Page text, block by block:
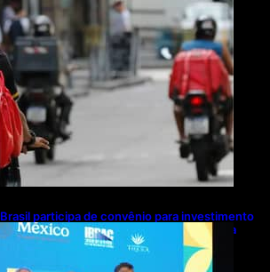
participa de convênio para investimento
2,63 milhões em exportações de cachaça